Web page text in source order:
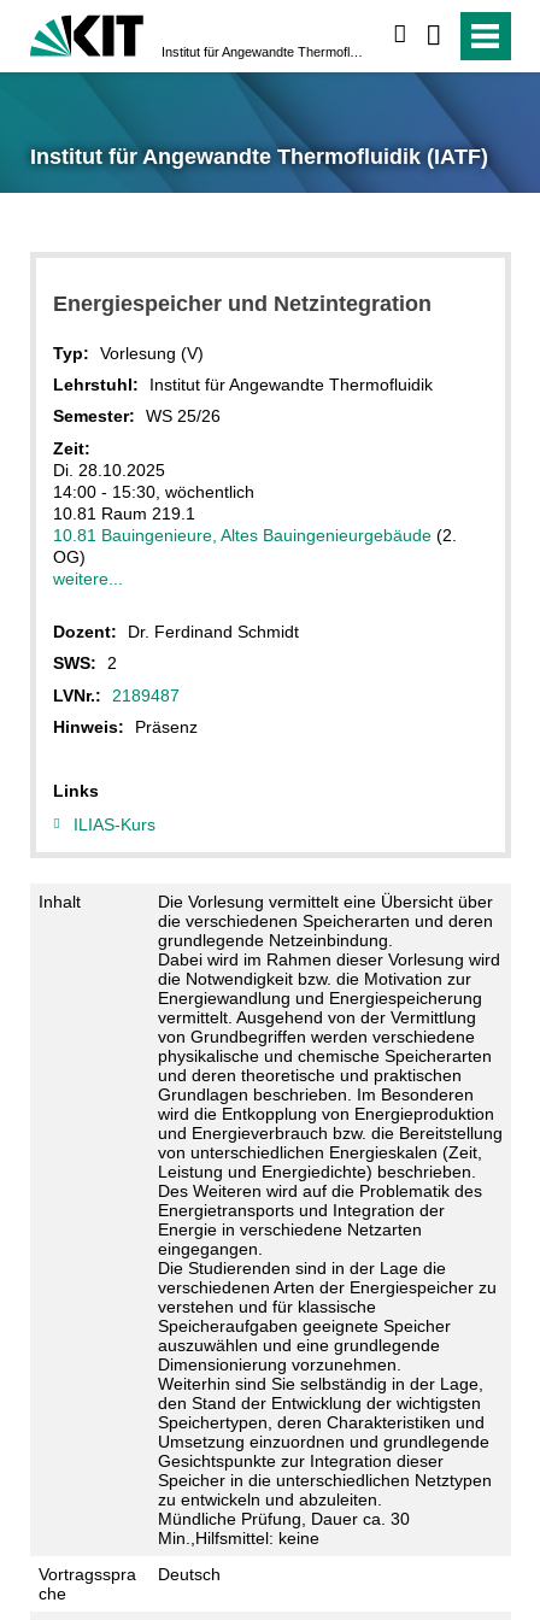
Institut für Angewandte Thermofluidik (IATF)
Energiespeicher und Netzintegration
Typ:
Vorlesung (V)
Lehrstuhl:
Institut für Angewandte Thermofluidik
Semester:
WS 25/26
Zeit:
Di. 28.10.2025
14:00 - 15:30, wöchentlich
10.81 Raum 219.1
10.81 Bauingenieure, Altes Bauingenieurgebäude(2.
OG)
weitere...
Dozent:
Dr. Ferdinand Schmidt
SWS:
2
LVNr.:
2189487
Hinweis:
Präsenz
Links
ILIAS-Kurs
Inhalt
Die Vorlesung vermittelt eine Übersicht über
die verschiedenen Speicherarten und deren
grundlegende Netzeinbindung.
Dabei wird im Rahmen dieser Vorlesung wird
die Notwendigkeit bzw. die Motivation zur
Energiewandlung und Energiespeicherung
vermittelt. Ausgehend von der Vermittlung
von Grundbegriffen werden verschiedene
physikalische und chemische Speicherarten
und deren theoretische und praktischen
Grundlagen beschrieben. Im Besonderen
wird die Entkopplung von Energieproduktion
und Energieverbrauch bzw. die Bereitstellung
von unterschiedlichen Energieskalen (Zeit,
Leistung und Energiedichte) beschrieben.
Des Weiteren wird auf die Problematik des
Energietransports und Integration der
Energie in verschiedene Netzarten
eingegangen.
Die Studierenden sind in der Lage die
verschiedenen Arten der Energiespeicher zu
verstehen und für klassische
Speicheraufgaben geeignete Speicher
auszuwählen und eine grundlegende
Dimensionierung vorzunehmen.
Weiterhin sind Sie selbständig in der Lage,
den Stand der Entwicklung der wichtigsten
Speichertypen, deren Charakteristiken und
Umsetzung einzuordnen und grundlegende
Gesichtspunkte zur Integration dieser
Speicher in die unterschiedlichen Netztypen
zu entwickeln und abzuleiten.
Mündliche Prüfung, Dauer ca. 30
Min.,Hilfsmittel: keine
Vortragsspra
che
Deutsch